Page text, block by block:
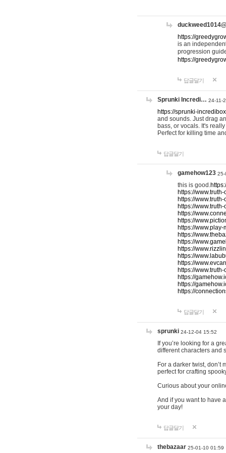
https://
is an
progression
https://
답글달기
Sprunki Incredi… 24-11-
https://sprunki-
and sounds. Just drag
bass, or vocals. It's
Perfect for killing time
답글달기
gamehow123 25-
this is good.
https://
https://
https://
https://
https://
https://
https://
https://
https://
https://
https://
https://
https://
https://
https://
답글달기
sprunki 24-12-04 15:52
If you’re looking for a
different characters and
For a darker twist, don’t
perfect for crafting
Curious about your
And if you want to have
your day!
답글달기
thebazaar 25-01-10 01:59